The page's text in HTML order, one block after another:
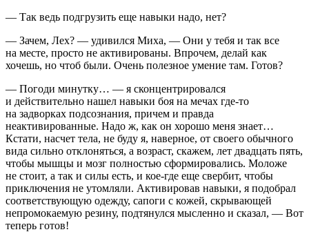
— Так ведь подгрузить еще навыки надо, нет?
— Зачем, Лех? — удивился Миха, — Они у тебя и так все
на месте, просто не активированы. Впрочем, делай как
хочешь, но чтоб были. Очень полезное умение там. Готов?
— Погоди минутку… — я сконцентрировался
и действительно нашел навыки боя на мечах где-то
на задворках подсознания, причем и правда
неактивированные. Надо ж, как он хорошо меня знает…
Кстати, насчет тела, не буду я, наверное, от своего обычного
вида сильно отклоняться, а возраст, скажем, лет двадцать пять,
чтобы мышцы и мозг полностью сформировались. Моложе
не стоит, а так и силы есть, и кое-где еще свербит, чтобы
приключения не утомляли. Активировав навыки, я подобрал
соответствующую одежду, сапоги с кожей, скрывающей
непромокаемую резину, подтянулся мысленно и сказал, — Вот
теперь готов!